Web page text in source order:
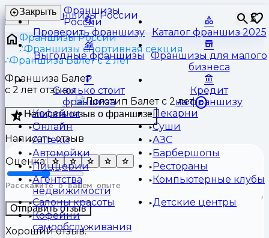
Франшизы
России
⏳
Закрыть
Проверить франшизу Каталог франшиз 2025
Выгодные франшизы
Франшизы для малого
бизнеса
Сколько стоит
франшиза
Кредит
на франшизу
Кофейни
Пекарни
Онлайн
Суши
Аптеки
АЗС
Автомойки
Барбершопы
Пиццерии
Рестораны
Агентства
недвижимости
Компьютерные клубы
Салоны красоты
Детские центры
Кофейни
самообслуживания
Франшизы России
Франшизы спортивная секция
Франшиза Балет с 2 лет
Франшиза Балет
с 2 лет отзывы
Написать отзыв о франшизе
Написать отзыв
Оценка:
Отправить отзыв
Хороший отзыв: